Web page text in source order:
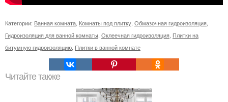
Категории: Ванная комната, Комнаты под плитку, Обмазочная гидроизоляция,
Гидроизоляция для ванной комнаты, Оклеечная гидроизоляция, Плитки на
битумную гидроизоляцию, Плитки в ванной комнате
Читайте также